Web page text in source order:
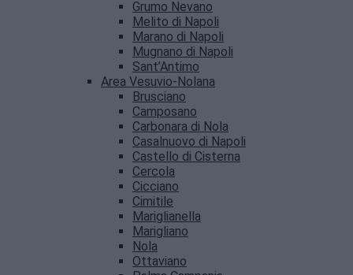
Grumo Nevano
Melito di Napoli
Marano di Napoli
Mugnano di Napoli
Sant’Antimo
Area Vesuvio-Nolana
Brusciano
Camposano
Carbonara di Nola
Casalnuovo di Napoli
Castello di Cisterna
Cercola
Cicciano
Cimitile
Mariglianella
Marigliano
Nola
Ottaviano